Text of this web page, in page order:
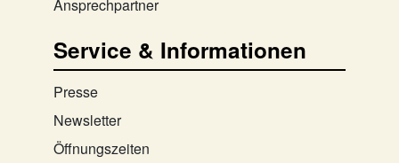
Ansprechpartner
Service & Informationen
Presse
Newsletter
Öffnungszeiten